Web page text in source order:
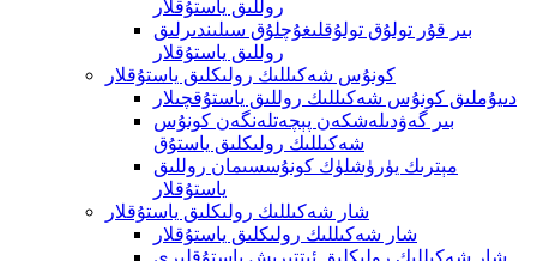
روللىق ياستۇقلار
بىر قۇر تولۇق تولۇقلىغۇچلۇق سىلىندىرلىق
روللىق ياستۇقلار
كونۇس شەكىللىك رولىكلىق ياستۇقلار
دىيۇملىق كونۇس شەكىللىك روللىق ياستۇقچىلار
بىر گەۋدىلەشكەن پېچەتلەنگەن كونۇس
شەكىللىك رولىكلىق ياستۇق
مېترىك يۈرۈشلۈك كونۇسسىمان روللىق
ياستۇقلار
شار شەكىللىك رولىكلىق ياستۇقلار
شار شەكىللىك رولىكلىق ياستۇقلار
شار شەكىللىك رولىكلىق ئىتتىرىش ياستۇقلىرى